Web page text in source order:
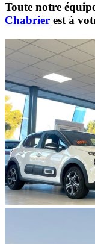
Toute notre
Chabrier est à